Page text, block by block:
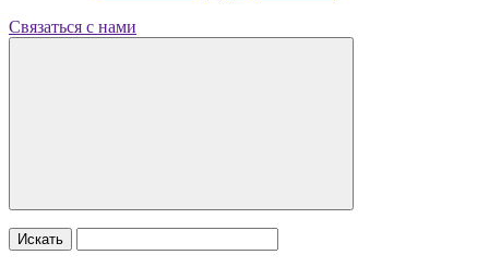
Связаться с нами
Искать